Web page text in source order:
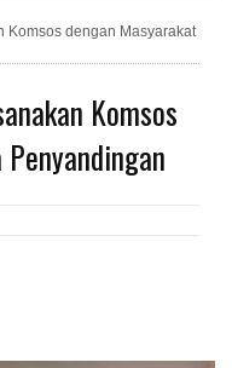
Komsos dengan Masyarakat
Komsos